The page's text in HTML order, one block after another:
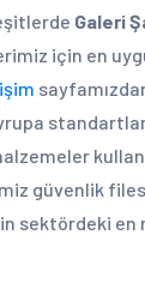
Galeri
için en
güvenlik
sektördeki en